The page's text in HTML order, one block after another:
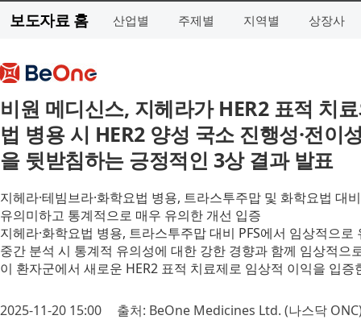
보도자료 홈 산업별 주제별 지역별 상장사
비원 메디신스, 지헤라가 HER2 표적 치
법 병용 시 HER2 양성 국소 진행성·전
을 뒷받침하는 긍정적인 3상 결과 발표
지헤라·테빔브라·화학요법 병용, 트라스투주맙 및 화학요법
유의미하고 통계적으로 매우 유의한 개선 입증
지헤라·화학요법 병용, 트라스투주맙 대비 PFS에서 임상적으
중간 분석 시 통계적 유의성에 대한 강한 경향과 함께 임상적으
이 환자군에서 새로운 HER2 표적 치료제로 임상적 이익을 입
2025-11-20 15:00 출처: BeOne Medicines Ltd. (나스닥